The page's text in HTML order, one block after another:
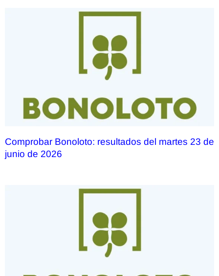
Comprobar Bonoloto: resultados del martes 23 de
junio de 2026